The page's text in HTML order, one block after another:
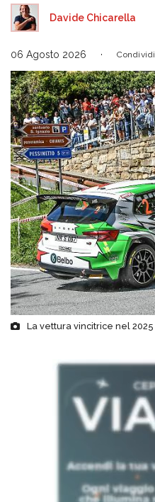
Davide Chicarella
06 Agosto 2026 Condividi
La vettura vincitrice nel 2025